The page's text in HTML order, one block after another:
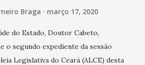
Braga março 17, 2020
do Estado, Doutor Cabeto,
o segundo expediente da sessão
Legislativa do Ceará (ALCE) desta